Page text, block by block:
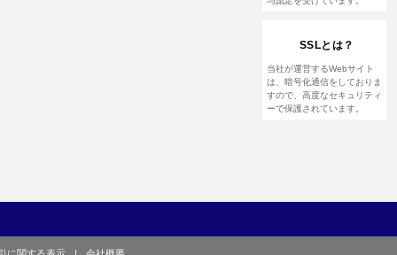
SSLとは？
当社が運営するWebサイト
は、暗号化通信をしておりま
すので、高度なセキュリティ
ーで保護されています。